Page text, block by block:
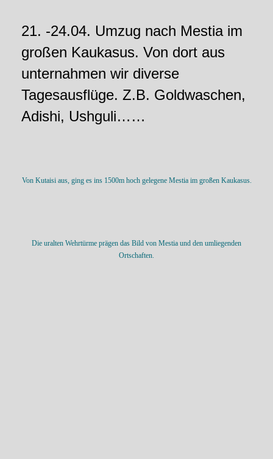
21. -24.04. Umzug nach Mestia im
großen Kaukasus. Von dort aus
unternahmen wir diverse
Tagesausflüge. Z.B. Goldwaschen,
Adishi, Ushguli……
Von Kutaisi aus, ging es ins 1500m hoch gelegene Mestia im großen Kaukasus.
Die uralten Wehrtürme prägen das Bild von Mestia und den umliegenden
Ortschaften.